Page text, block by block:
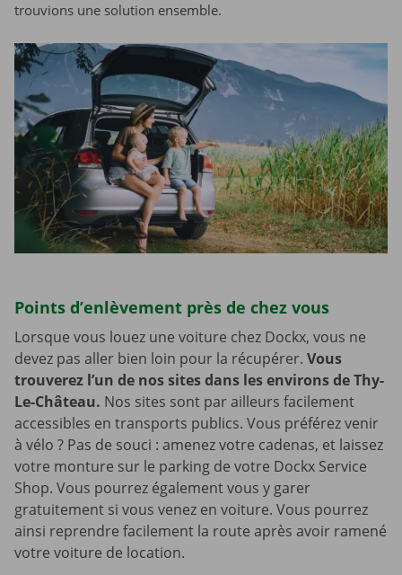
trouvions une solution ensemble.
Points d’enlèvement près de chez vous
Lorsque vous louez une voiture chez Dockx, vous ne
devez pas aller bien loin pour la récupérer. Vous
trouverez l’un de nos sites dans les environs de Thy-
Le-Château. Nos sites sont par ailleurs facilement
accessibles en transports publics. Vous préférez venir
à vélo ? Pas de souci : amenez votre cadenas, et laissez
votre monture sur le parking de votre Dockx Service
Shop. Vous pourrez également vous y garer
gratuitement si vous venez en voiture. Vous pourrez
ainsi reprendre facilement la route après avoir ramené
votre voiture de location.